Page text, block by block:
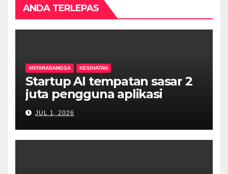
ANDA TERLEPAS
ANTARABANGSA KESIHATAN
Startup AI tempatan sasar 2
juta pengguna aplikasi
kesihatan digital MyMedix
dalam tempoh setahun
JUL 1, 2026